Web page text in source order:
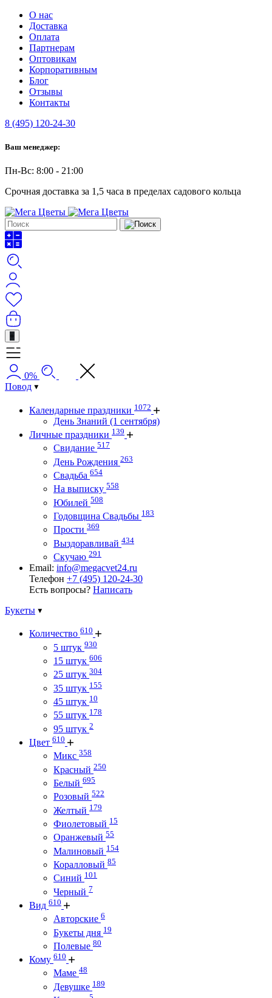
О нас
Доставка
Оплата
Партнерам
Оптовикам
Корпоративным
Блог
Отзывы
Контакты
8 (495) 120-24-30
Ваш менеджер:
Пн-Вс: 8:00 - 21:00
Срочная доставка за 1,5 часа в пределах садового кольца
+
0%
Повод
Календарные праздники 1072
День Знаний (1 сентября)
Личные праздники 139
Свидание 517
День Рождения 263
Свадьба 654
На выписку 558
Юбилей 508
Годовщина Свадьбы 183
Прости 369
Выздоравливай 434
Скучаю 291
Email: info@megacvet24.ru
Телефон +7 (495) 120-24-30
Есть вопросы? Написать
Букеты
Количество 610
5 штук 930
15 штук 606
25 штук 304
35 штук 155
45 штук 10
55 штук 178
95 штук 2
Цвет 610
Микс 358
Красный 250
Белый 695
Розовый 522
Желтый 179
Фиолетовый 15
Оранжевый 55
Малиновый 154
Коралловый 85
Синий 101
Черный 7
Вид 610
Авторские 6
Букеты дня 19
Полевые 80
Кому 610
Маме 48
Девушке 189